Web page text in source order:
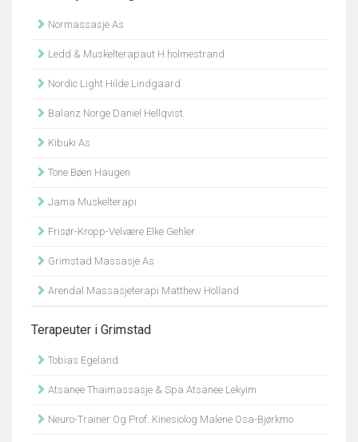
Normassasje As
Ledd & Muskelterapaut H.holmestrand
Nordic Light Hilde Lindgaard
Balanz Norge Daniel Hellqvist
Kibuki As
Tone Bøen Haugen
Jama Muskelterapi
Frisør-Kropp-Velvære Elke Gehler
Grimstad Massasje As
Arendal Massasjeterapi Matthew Holland
Terapeuter i Grimstad
Tobias Egeland
Atsanee Thaimassasje & Spa Atsanee Lekyim
Neuro-Trainer Og Prof. Kinesiolog Malene Osa-Bjørkmo